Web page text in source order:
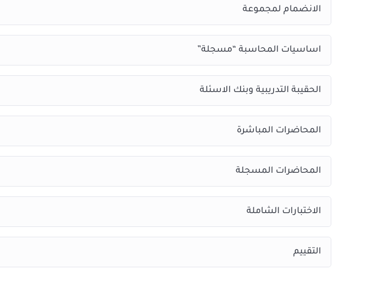
الانضمام لمجموعة
اساسيات المحاسبة “مسجلة”
الحقيبة التدريبية وبنك الاسئلة
المحاضرات المباشرة
المحاضرات المسجلة
الاختبارات الشاملة
التقييم